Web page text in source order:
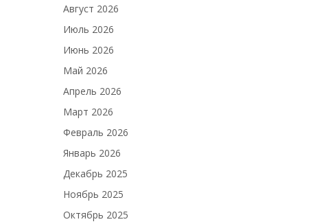
Август 2026
Июль 2026
Июнь 2026
Май 2026
Апрель 2026
Март 2026
Февраль 2026
Январь 2026
Декабрь 2025
Ноябрь 2025
Октябрь 2025